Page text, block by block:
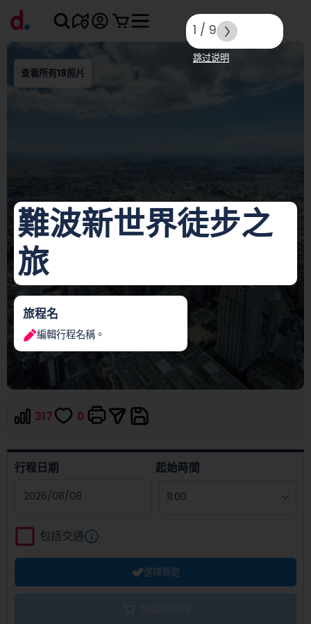
查看所有18照片
難波新世界徒步之
旅
旅程名
編輯行程名稱。
317 0
行程日期 起始時間
forward
to
interact
the
包括交通
選擇導遊
1 / 9
跳过说明